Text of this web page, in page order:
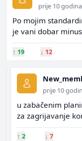
prije 10 godina
Po mojim
je vani dobar minus
↑ 19 ↓ 12
prije 10
u zabačenim
za zagrijavanje
↑ 2 ↓ 7